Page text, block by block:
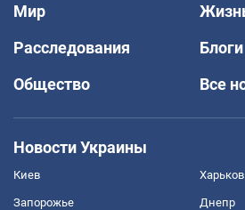
Мир
Расследования
Блоги
Общество
Все
Новости Украины
Киев Харьков
Запорожье Днепр